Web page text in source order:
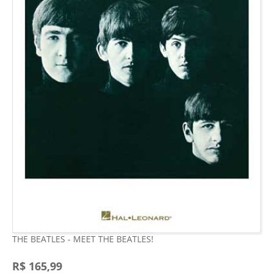
THE BEATLES - MEET THE BEATLES!
R$ 165,99